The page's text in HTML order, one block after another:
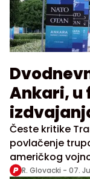
Ankari, u
Česte kritike
povlačenje
američkog
doprinele su
R. Glovacki - 07.